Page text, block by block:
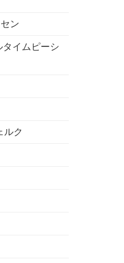
ン
イムピーシ
ルク